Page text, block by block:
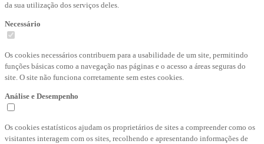
da sua utilização dos serviços deles.
Necessário
Os cookies necessários contribuem para a usabilidade de um site, permitindo
funções básicas como a navegação nas páginas e o acesso a áreas seguras do
site. O site não funciona corretamente sem estes cookies.
Análise e Desempenho
Os cookies estatísticos ajudam os proprietários de sites a compreender como os
visitantes interagem com os sites, recolhendo e apresentando informações de